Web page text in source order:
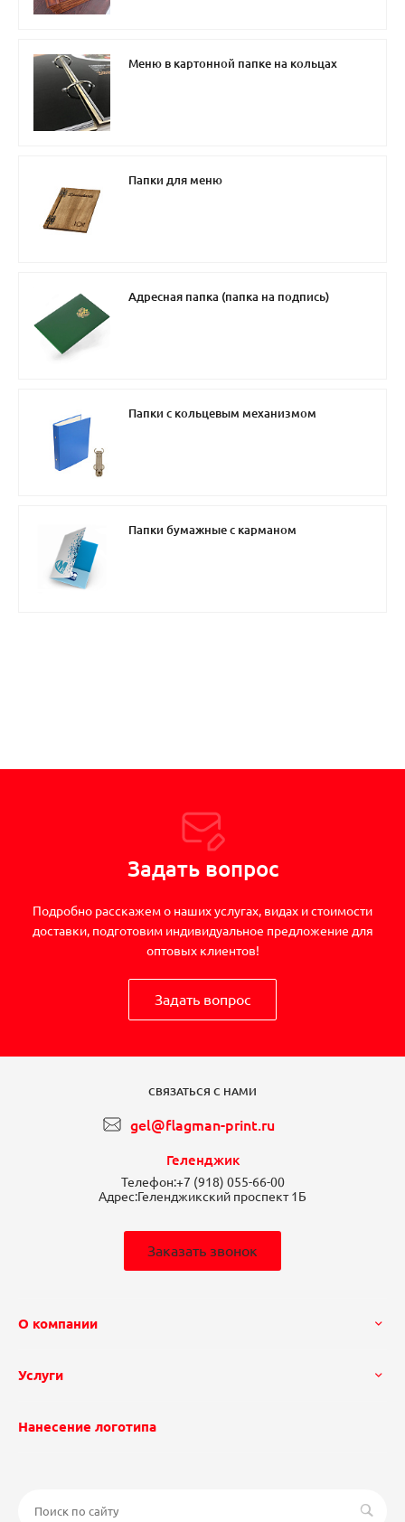
Меню в картонной папке на кольцах
Папки для меню
Адресная папка (папка на подпись)
Папки с кольцевым механизмом
Папки бумажные с карманом
Задать вопрос
Подробно расскажем о наших услугах, видах и стоимости
доставки, подготовим индивидуальное предложение для
оптовых клиентов!
Задать вопрос
СВЯЗАТЬСЯ С НАМИ
gel@flagman-print.ru
Геленджик
Телефон:+7 (918) 055-66-00
Адрес:Геленджикский проспект 1Б
Заказать звонок
О компании
Услуги
Нанесение логотипа